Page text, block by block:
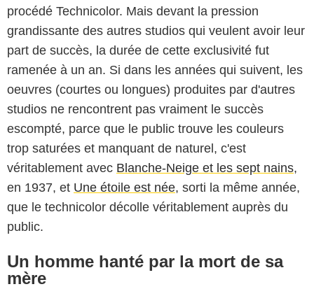
procédé Technicolor. Mais devant la pression
grandissante des autres studios qui veulent avoir leur
part de succès, la durée de cette exclusivité fut
ramenée à un an. Si dans les années qui suivent, les
oeuvres (courtes ou longues) produites par d'autres
studios ne rencontrent pas vraiment le succès
escompté, parce que le public trouve les couleurs
trop saturées et manquant de naturel, c'est
véritablement avec Blanche-Neige et les sept nains,
en 1937, et Une étoile est née, sorti la même année,
que le technicolor décolle véritablement auprès du
public.
Un homme hanté par la mort de sa
mère